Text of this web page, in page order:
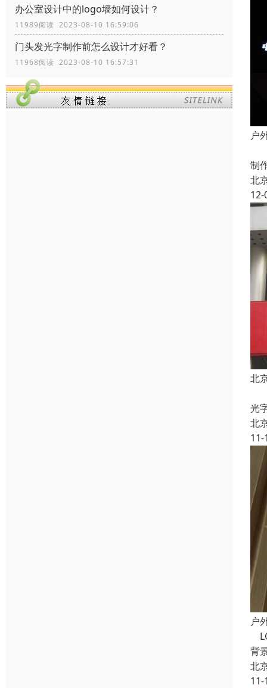
办公室设计中的logo墙如何设计？
11989阅读 2023-08-10 16:59:06
门头发光字制作前怎么设计才好看？
11968阅读 2023-08-10 16:57:31
户
制
北
12-
北
光
北
11-
户
背
北
11-